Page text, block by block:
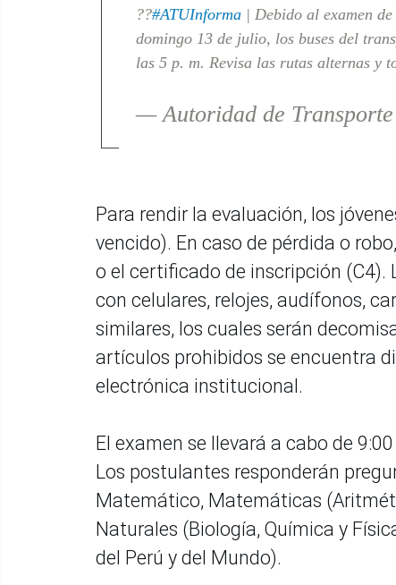
??#ATUInforma| Debido al examen
domingo 13 de julio, los buses del
las 5 p. m. Revisa las rutas alternas y
— Autoridad de
Para rendir la evaluación, los
vencido). En caso de pérdida o
o el certificado de inscripción (C4).
con celulares, relojes, audífonos,
similares, los cuales serán
artículos prohibidos se encuentra
electrónica institucional.
El examen se llevará a cabo de
Los postulantes responderán
Matemático, Matemáticas
Naturales (Biología, Química y
del Perú y del Mundo).